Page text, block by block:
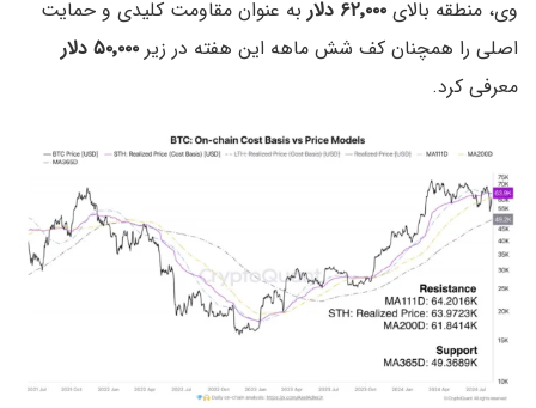
وی، منطقه بالای ۶۲٬۰۰۰ دلار
به عنوان مقاومت کلیدی و حمایت
اصلی را همچنان کف شش ماهه این هفته در زیر ۵۰٬۰۰۰ دلار
معرفی کرد.